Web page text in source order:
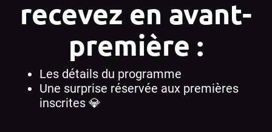
recevez en avant-
première :
Les détails du programme
Une surprise réservée aux premières
inscrites 💎